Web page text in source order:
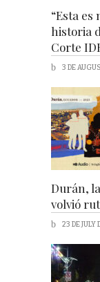
“Esta
historia
Corte
3 DE
Durán,
volvió
23 DE JULY